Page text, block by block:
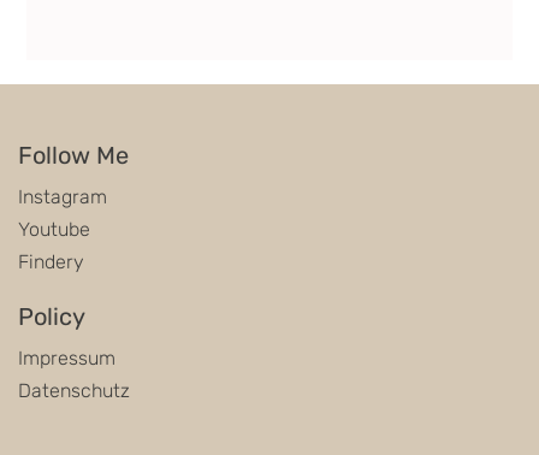
Follow Me
Instagram
Youtube
Findery
Policy
Impressum
Datenschutz